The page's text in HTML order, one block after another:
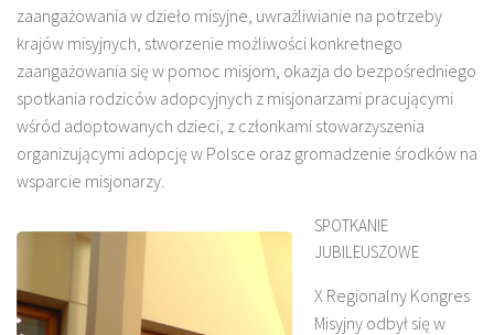
zaangażowania w dzieło misyjne, uwrażliwianie na potrzeby
krajów misyjnych, stworzenie możliwości konkretnego
zaangażowania się w pomoc misjom, okazja do bezpośredniego
spotkania rodziców adopcyjnych z misjonarzami pracującymi
wśród adoptowanych dzieci, z członkami stowarzyszenia
organizującymi adopcję w Polsce oraz gromadzenie środków na
wsparcie misjonarzy.
SPOTKANIE
JUBILEUSZOWE
X Regionalny Kongres
Misyjny odbył się w